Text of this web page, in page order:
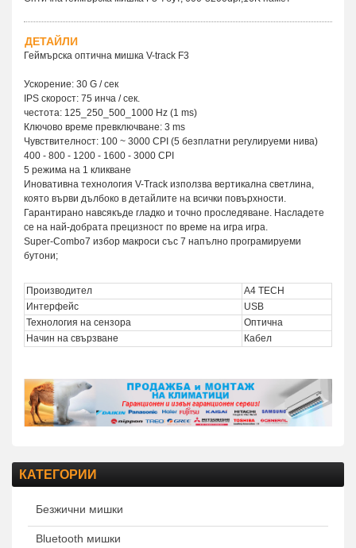
ДЕТАЙЛИ
Геймърска оптична мишка V-track F3
Ускорение: 30 G / сек
IPS скорост: 75 инча / сек.
честота: 125_250_500_1000 Hz (1 ms)
Ключово време превключване: 3 ms
Чувствителност: 100 ~ 3000 CPI (5 безплатни регулируеми нива)
400 - 800 - 1200 - 1600 - 3000 CPI
5 режима на 1 кликване
Иновативна технология V-Track използва вертикална светлина,
която върви дълбоко в детайлите на всички повърхности.
Гарантирано навсякъде гладко и точно проследяване. Насладете
се на най-добрата прецизност по време на игра игра.
Super-Combo7 избор макроси със 7 напълно програмируеми
бутони;
Производител
A4 TECH
Интерфейс
USB
Технология на сензора
Оптична
Начин на свързване
Кабел
КАТЕГОРИИ
Безжични мишки
Bluetooth мишки